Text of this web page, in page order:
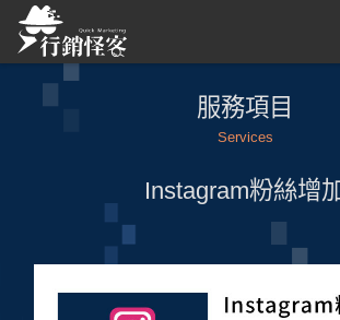
服務項目
Services
Instagram粉絲增